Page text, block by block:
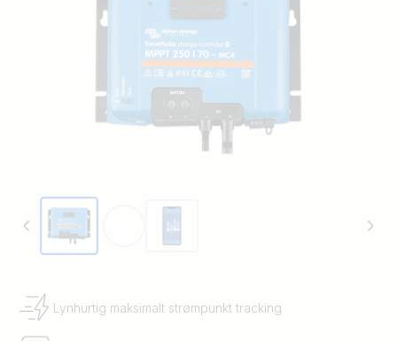
Lynhurtig maksimalt strømpunkt tracking